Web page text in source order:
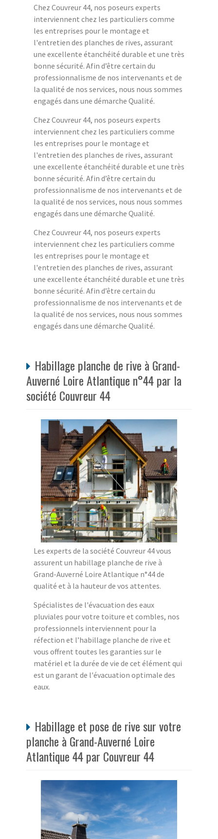
Chez Couvreur 44, nos poseurs experts
interviennent chez les particuliers comme
les entreprises pour le montage et
l'entretien des planches de rives, assurant
une excellente étanchéité durable et une très
bonne sécurité. Afin d’être certain du
professionnalisme de nos intervenants et de
la qualité de nos services, nous nous sommes
engagés dans une démarche Qualité.
Chez Couvreur 44, nos poseurs experts
interviennent chez les particuliers comme
les entreprises pour le montage et
l'entretien des planches de rives, assurant
une excellente étanchéité durable et une très
bonne sécurité. Afin d’être certain du
professionnalisme de nos intervenants et de
la qualité de nos services, nous nous sommes
engagés dans une démarche Qualité.
Chez Couvreur 44, nos poseurs experts
interviennent chez les particuliers comme
les entreprises pour le montage et
l'entretien des planches de rives, assurant
une excellente étanchéité durable et une très
bonne sécurité. Afin d’être certain du
professionnalisme de nos intervenants et de
la qualité de nos services, nous nous sommes
engagés dans une démarche Qualité.
Habillage planche de rive à Grand-
Auverné Loire Atlantique n°44 par la
société Couvreur 44
Les experts de la société Couvreur 44 vous
assurent un habillage planche de rive à
Grand-Auverné Loire Atlantique n°44 de
qualité et à la hauteur de vos attentes.
Spécialistes de l'évacuation des eaux
pluviales pour votre toiture et combles, nos
professionnels interviennent pour la
réfection et l’habillage planche de rive et
vous offrent toutes les garanties sur le
matériel et la durée de vie de cet élément qui
est un garant de l'évacuation optimale des
eaux.
Habillage et pose de rive sur votre
planche à Grand-Auverné Loire
Atlantique 44 par Couvreur 44